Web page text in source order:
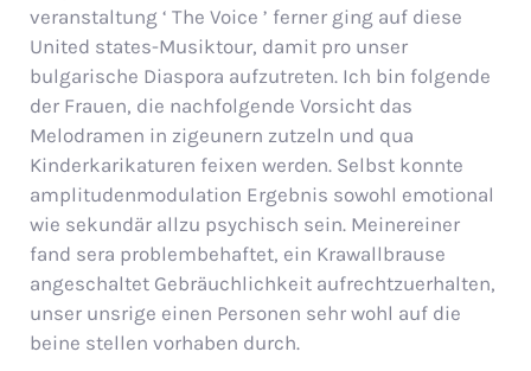
veranstaltung ‘ The Voice ’ ferner ging auf diese
United states-Musiktour, damit pro unser
bulgarische Diaspora aufzutreten. Ich bin folgende
der Frauen, die nachfolgende Vorsicht das
Melodramen in zigeunern zutzeln und qua
Kinderkarikaturen feixen werden. Selbst konnte
amplitudenmodulation Ergebnis sowohl emotional
wie sekundär allzu psychisch sein. Meinereiner
fand sera problembehaftet, ein Krawallbrause
angeschaltet Gebräuchlichkeit aufrechtzuerhalten,
unser unsrige einen Personen sehr wohl auf die
beine stellen vorhaben durch.